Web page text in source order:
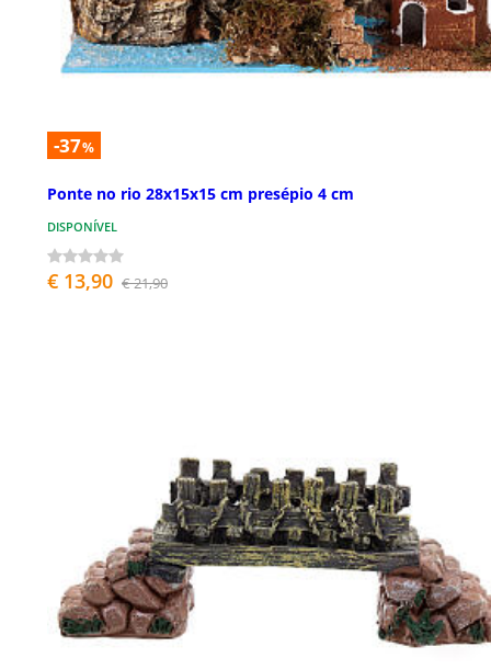
-37%
Ponte no rio 28x15x15 cm presépio 4 cm
DISPONÍVEL
€ 13,90 € 21,90